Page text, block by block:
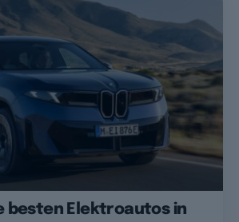
besten Elektroautos in